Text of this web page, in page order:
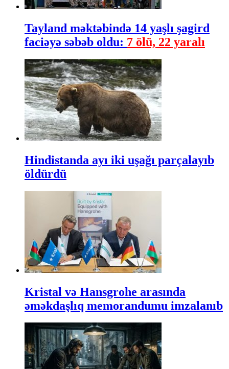
Tayland məktəbində 14 yaşlı şagird
faciəyə səbəb oldu: 7 ölü, 22 yaralı
Hindistanda ayı iki uşağı parçalayıb
öldürdü
Kristal və Hansgrohe arasında
əməkdaşlıq memorandumu imzalanıb